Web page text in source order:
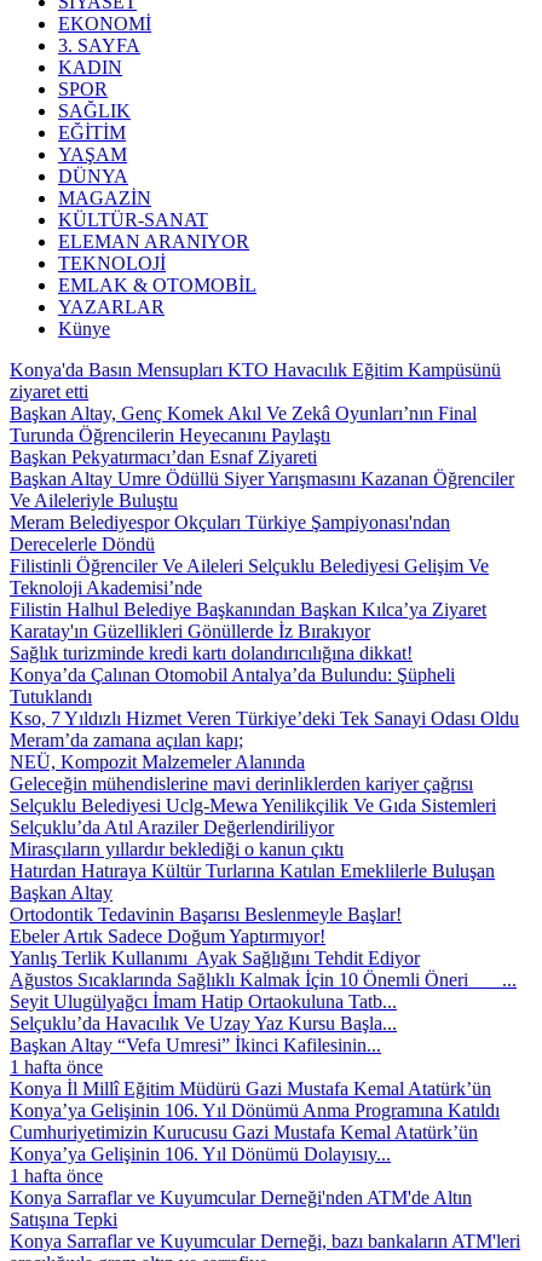
EKONOMİ
3. SAYFA
KADIN
SPOR
SAĞLIK
EĞİTİM
YAŞAM
DÜNYA
MAGAZİN
KÜLTÜR-SANAT
ELEMAN ARANIYOR
TEKNOLOJİ
EMLAK & OTOMOBİL
YAZARLAR
Künye
Konya'da Basın Mensupları KTO Havacılık Eğitim Kampüsünü
ziyaret etti
Başkan Altay, Genç Komek Akıl Ve Zekâ Oyunları’nın Final
Turunda Öğrencilerin Heyecanını Paylaştı
Başkan Pekyatırmacı’dan Esnaf Ziyareti
Başkan Altay Umre Ödüllü Siyer Yarışmasını Kazanan Öğrenciler
Ve Aileleriyle Buluştu
Meram Belediyespor Okçuları Türkiye Şampiyonası'ndan
Derecelerle Döndü
Filistinli Öğrenciler Ve Aileleri Selçuklu Belediyesi Gelişim Ve
Teknoloji Akademisi’nde
Filistin Halhul Belediye Başkanından Başkan Kılca’ya Ziyaret
Karatay'ın Güzellikleri Gönüllerde İz Bırakıyor
Sağlık turizminde kredi kartı dolandırıcılığına dikkat!
Konya’da Çalınan Otomobil Antalya’da Bulundu: Şüpheli
Tutuklandı
Kso, 7 Yıldızlı Hizmet Veren Türkiye’deki Tek Sanayi Odası Oldu
Meram’da zamana açılan kapı;
NEÜ, Kompozit Malzemeler Alanında
Geleceğin mühendislerine mavi derinliklerden kariyer çağrısı
Selçuklu Belediyesi Uclg-Mewa Yenilikçilik Ve Gıda Sistemleri
Selçuklu’da Atıl Araziler Değerlendiriliyor
Mirasçıların yıllardır beklediği o kanun çıktı
Hatırdan Hatıraya Kültür Turlarına Katılan Emeklilerle Buluşan
Başkan Altay
Ortodontik Tedavinin Başarısı Beslenmeyle Başlar!
Ebeler Artık Sadece Doğum Yaptırmıyor!
Yanlış Terlik Kullanımı Ayak Sağlığını Tehdit Ediyor
Ağustos Sıcaklarında Sağlıklı Kalmak İçin 10 Önemli Öneri ...
Seyit Ulugülyağcı İmam Hatip Ortaokuluna Tatb...
Selçuklu’da Havacılık Ve Uzay Yaz Kursu Başla...
Başkan Altay “Vefa Umresi” İkinci Kafilesinin...
1 hafta önce
Konya İl Millî Eğitim Müdürü Gazi Mustafa Kemal Atatürk’ün
Konya’ya Gelişinin 106. Yıl Dönümü Anma Programına Katıldı
Cumhuriyetimizin Kurucusu Gazi Mustafa Kemal Atatürk’ün
Konya’ya Gelişinin 106. Yıl Dönümü Dolayısıy...
1 hafta önce
Konya Sarraflar ve Kuyumcular Derneği'nden ATM'de Altın
Satışına Tepki
Konya Sarraflar ve Kuyumcular Derneği, bazı bankaların ATM'leri